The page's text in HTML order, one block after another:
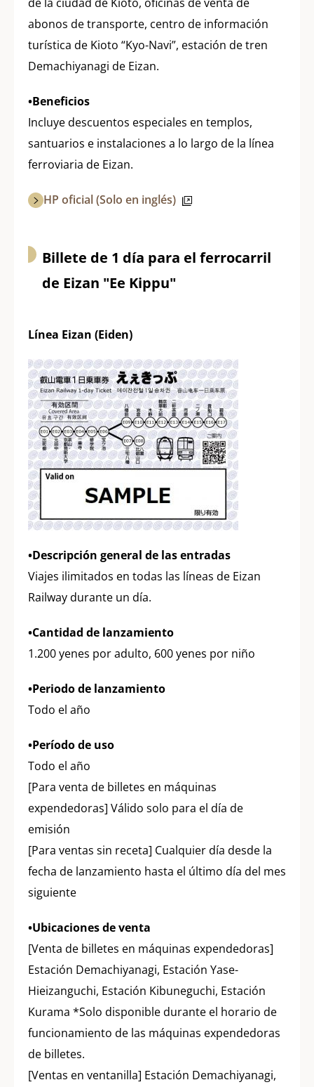
abonos de transporte, centro de información
turística de Kioto “Kyo-Navi”, estación de tren
Demachiyanagi de Eizan.
•Beneficios
Incluye descuentos especiales en templos,
santuarios e instalaciones a lo largo de la línea
ferroviaria de Eizan.
HP oficial (Solo en inglés)
Billete de 1 día para el ferrocarril
de Eizan "Ee Kippu"
Línea Eizan (Eiden)
•Descripción general de las entradas
Viajes ilimitados en todas las líneas de Eizan
Railway durante un día.
•Cantidad de lanzamiento
1.200 yenes por adulto, 600 yenes por niño
•Periodo de lanzamiento
Todo el año
•Período de uso
Todo el año
[Para venta de billetes en máquinas
expendedoras] Válido solo para el día de
emisión
[Para ventas sin receta] Cualquier día desde la
fecha de lanzamiento hasta el último día del mes
siguiente
•Ubicaciones de venta
[Venta de billetes en máquinas expendedoras]
Estación Demachiyanagi, Estación Yase-
Hieizanguchi, Estación Kibuneguchi, Estación
Kurama *Solo disponible durante el horario de
funcionamiento de las máquinas expendedoras
de billetes.
[Ventas en ventanilla] Estación Demachiyanagi,